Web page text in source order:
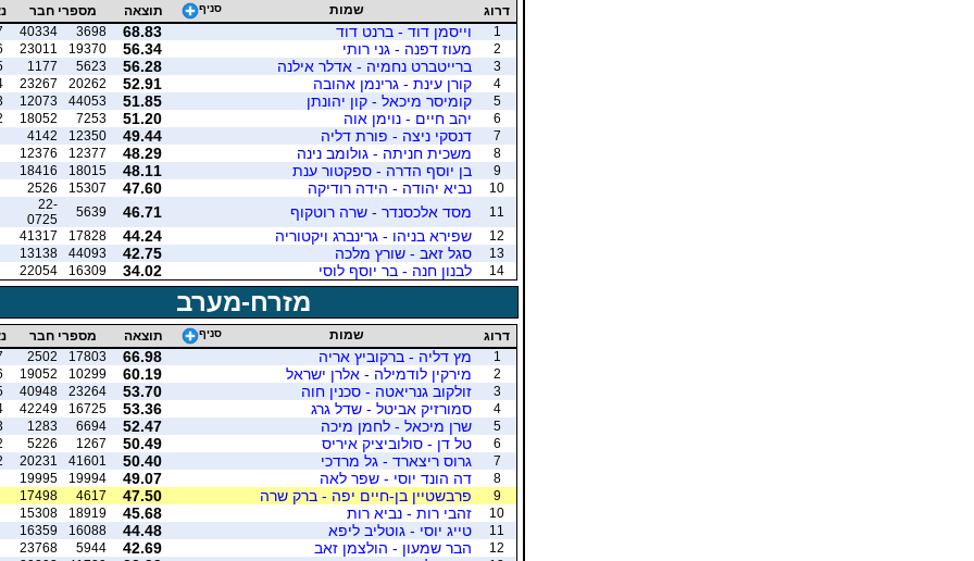
דרוג שמות סניף תוצאה מספרי חבר
1
וייסמן דוד - ברנט דוד 68.83
3698
40334
2
מעוז דפנה - גני רותי 56.34
19370
23011
3
ברייטברט נחמיה - אדלר אילנה 56.28
5623
1177
4
קורן עינת - גרינמן אהובה 52.91
20262
23267
5
קומיסר מיכאל - קון יהונתן 51.85
44053
12073
6
יהב חיים - נוימן אוה 51.20
7253
18052
7
דנסקי ניצה - פורת דליה 49.44
12350
4142
8
משכית חניתה - גולומב נינה 48.29
12377
12376
9
בן יוסף הדרה - ספקטור ענת 48.11
18015
18416
10
נביא יהודה - הידה רודיקה 47.60
15307
2526
11
מסד אלכסנדר - שרה רוטקוף 46.71
5639
22-
0725
12
שפירא בניהו - גרינברג ויקטוריה 44.24
17828
41317
13
סגל זאב - שורץ מלכה 42.75
44093
13138
14
לבנון חנה - בר יוסף לוסי 34.02
16309
22054
מזרח-מערב
דרוג שמות סניף תוצאה מספרי חבר
1
מץ דליה - ברקוביץ אריה 66.98
17803
2502
2
מירקין לודמילה - אלרן ישראל 60.19
10299
19052
3
זולקוב גנריאטה - סכנין חוה 53.70
23264
40948
4
סמורזיק אביטל - שדל גרג 53.36
16725
42249
5
שרן מיכאל - לחמן מיכה 52.47
6694
1283
6
טל דן - סולוביציק איריס 50.49
1267
5226
7
גרוס ריצארד - גל מרדכי 50.40
41601
20231
8
דה הונד יוסי - שפר לאה 49.07
19994
19995
9
פרבשטיין בן-חיים יפה - ברק שרה 47.50
4617
17498
10
זהבי רות - נביא רות 45.68
18919
15308
11
טייג יוסי - גוטליב ליפא 44.48
16088
16359
12
הבר שמעון - הולצמן זאב 42.69
5944
23768